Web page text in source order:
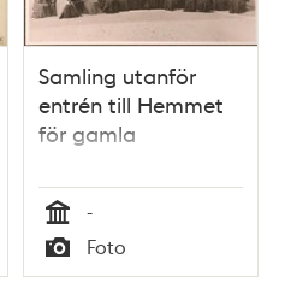
Samling utanför
entrén till Hemmet
för gamla
Tid
-
Typ
Foto